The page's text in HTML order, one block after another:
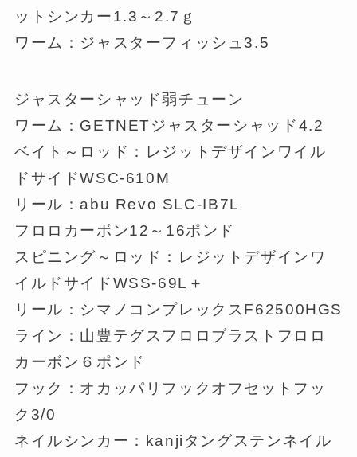
ットシンカー1.3～2.7ｇ
ワーム：ジャスターフィッシュ3.5
ジャスターシャッド弱チューン
ワーム：GETNETジャスターシャッド4.2
ベイト～ロッド：レジットデザインワイル
ドサイドWSC-610M
リール：abu Revo SLC-IB7L
フロロカーボン12～16ポンド
スピニング～ロッド：レジットデザインワ
イルドサイドWSS-69L＋
リール：シマノコンプレックスF62500HGS
ライン：山豊テグスフロロブラストフロロ
カーボン６ポンド
フック：オカッパリフックオフセットフッ
ク3/0
ネイルシンカー：kanjiタングステンネイル